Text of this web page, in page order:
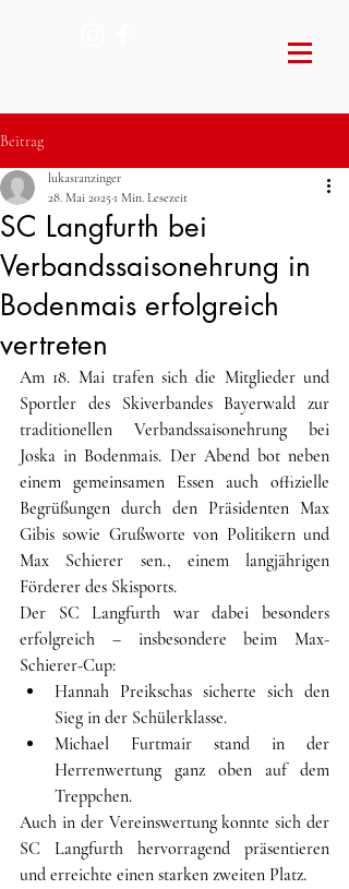
Beitrag
SC Langfurth bei
Verbandssaisonehrung in
Bodenmais erfolgreich
vertreten
lukasranzinger
28. Mai 2025 1 Min. Lesezeit
Am 18. Mai trafen sich die Mitglieder und
Sportler des Skiverbandes Bayerwald zur
traditionellen Verbandssaisonehrung bei
Joska in Bodenmais. Der Abend bot neben
einem gemeinsamen Essen auch offizielle
Begrüßungen durch den Präsidenten Max
Gibis sowie Grußworte von Politikern und
Max Schierer sen., einem langjährigen
Förderer des Skisports.
Der SC Langfurth war dabei besonders
erfolgreich – insbesondere beim Max-
Schierer-Cup:
Hannah Preikschas sicherte sich den
Sieg in der Schülerklasse.
Michael Furtmair stand in der
Herrenwertung ganz oben auf dem
Treppchen.
Auch in der Vereinswertung konnte sich der
SC Langfurth hervorragend präsentieren
und erreichte einen starken zweiten Platz.